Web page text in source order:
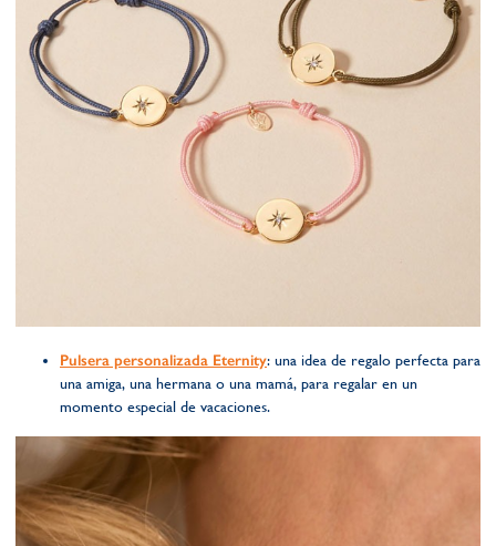
Pulsera personalizada Eternity: una idea de regalo perfecta para
una amiga, una hermana o una mamá, para regalar en un
momento especial de vacaciones.